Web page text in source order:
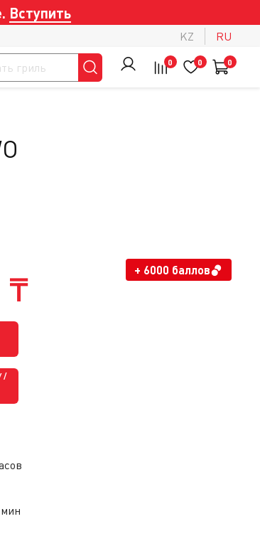
Вступить
KZ RU
0 0 0
₸ + 6000 баллов
/